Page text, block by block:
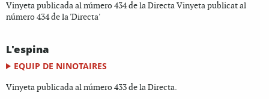
Vinyeta publicada al número 434 de la Directa Vinyeta publicat al
número 434 de la 'Directa'
L'espina
EQUIP DE NINOTAIRES
Vinyeta publicada al número 433 de la Directa.